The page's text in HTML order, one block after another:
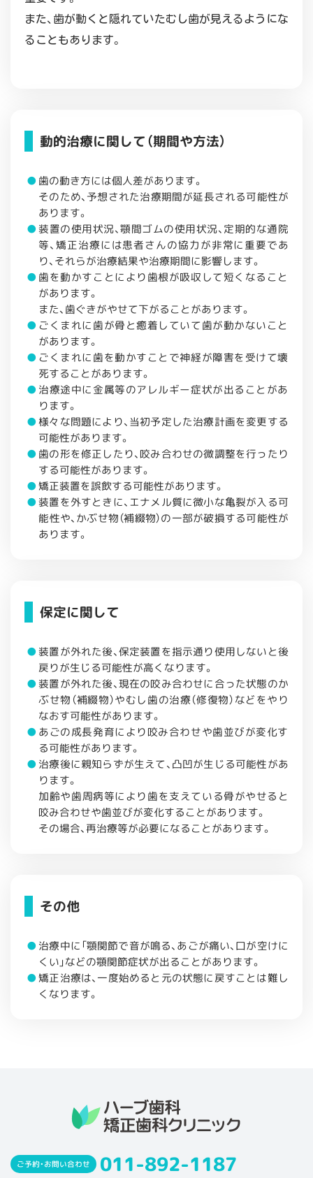
また、歯が動くと隠れていたむし歯が見えるようにな
ることもあります。
動的治療に関して（期間や方法）
歯の動き方には個人差があります。
そのため、予想された治療期間が延長される可能性が
あります。
装置の使用状況、顎間ゴムの使用状況、定期的な通院
等、矯正治療には患者さんの協力が非常に重要であ
り、それらが治療結果や治療期間に影響します。
歯を動かすことにより歯根が吸収して短くなること
があります。
また、歯ぐきがやせて下がることがあります。
ごくまれに歯が骨と癒着していて歯が動かないこと
があります。
ごくまれに歯を動かすことで神経が障害を受けて壊
死することがあります。
治療途中に金属等のアレルギー症状が出ることがあ
ります。
様々な問題により、当初予定した治療計画を変更する
可能性があります。
歯の形を修正したり、咬み合わせの微調整を行ったり
する可能性があります。
矯正装置を誤飲する可能性があります。
装置を外すときに、エナメル質に微小な亀裂が入る可
能性や、かぶせ物（補綴物）の一部が破損する可能性が
あります。
保定に関して
装置が外れた後、保定装置を指示通り使用しないと後
戻りが生じる可能性が高くなります。
装置が外れた後、現在の咬み合わせに合った状態のか
ぶせ物（補綴物）やむし歯の治療（修復物）などをやり
なおす可能性があります。
あごの成長発育により咬み合わせや歯並びが変化す
る可能性があります。
治療後に親知らずが生えて、凸凹が生じる可能性があ
ります。
加齢や歯周病等により歯を支えている骨がやせると
咬み合わせや歯並びが変化することがあります。
その場合、再治療等が必要になることがあります。
その他
治療中に「顎関節で音が鳴る、あごが痛い、口が空けに
くい」などの顎関節症状が出ることがあります。
矯正治療は、一度始めると元の状態に戻すことは難し
くなります。
ご予約・お問い合わせ 011-892-1187